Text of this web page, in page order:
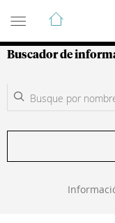
Guía de
Buscador de